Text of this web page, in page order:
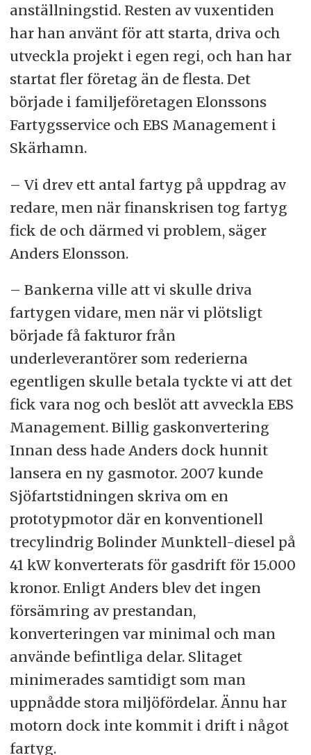
anställningstid. Resten av vuxentiden
har han använt för att starta, driva och
utveckla projekt i egen regi, och han har
startat fler företag än de flesta. Det
började i familjeföretagen Elonssons
Fartygsservice och EBS Management i
Skärhamn.
– Vi drev ett antal fartyg på uppdrag av
redare, men när finanskrisen tog fartyg
fick de och därmed vi problem, säger
Anders Elonsson.
– Bankerna ville att vi skulle driva
fartygen vidare, men när vi plötsligt
började få fakturor från
underleverantörer som rederierna
egentligen skulle betala tyckte vi att det
fick vara nog och beslöt att avveckla EBS
Management. Billig gaskonvertering
Innan dess hade Anders dock hunnit
lansera en ny gasmotor. 2007 kunde
Sjöfartstidningen skriva om en
prototypmotor där en konventionell
trecylindrig Bolinder Munktell-diesel på
41 kW konverterats för gasdrift för 15.000
kronor. Enligt Anders blev det ingen
försämring av prestandan,
konverteringen var minimal och man
använde befintliga delar. Slitaget
minimerades samtidigt som man
uppnådde stora miljöfördelar. Ännu har
motorn dock inte kommit i drift i något
fartyg.